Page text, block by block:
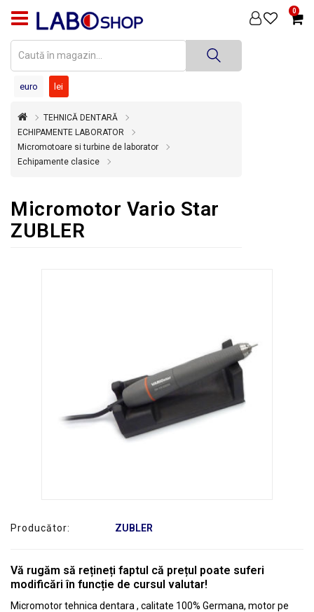
0
PRODUSE
DENTARĂ
DENTARĂ
DEZINFECȚIE
ȘI
SUPER
OFERTĂ
euro lei
TEHNICĂ DENTARĂ
ECHIPAMENTE LABORATOR
Micromotoare si turbine de laborator
Echipamente clasice
Micromotor Vario Star
ZUBLER
Producător: ZUBLER
Vă rugăm să rețineți faptul că prețul poate suferi
modificări în funcție de cursul valutar!
Micromotor tehnica dentara , calitate 100% Germana, motor pe